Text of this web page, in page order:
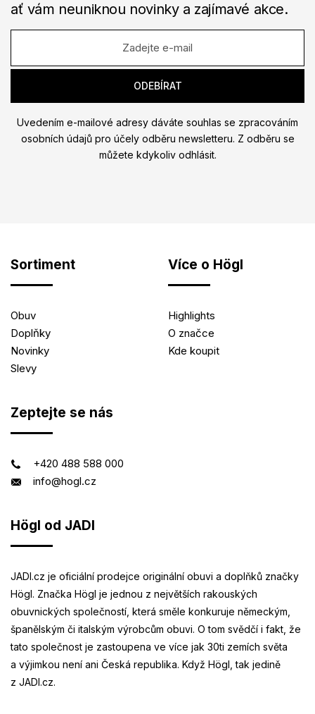
ať vám neuniknou novinky a zajímavé akce.
Uvedením e-mailové adresy dáváte souhlas se zpracováním
osobních údajů pro účely odběru newsletteru. Z odběru se
můžete kdykoliv odhlásit.
Sortiment
Obuv
Doplňky
Novinky
Slevy
Více o Högl
Highlights
O značce
Kde koupit
Zeptejte se nás
+420 488 588 000
info@hogl.cz
Högl od JADI
JADI.cz je oficiální prodejce originální obuvi a doplňků značky
Högl. Značka Högl je jednou z největších rakouských
obuvnických společností, která směle konkuruje německým,
španělským či italským výrobcům obuvi. O tom svědčí i fakt, že
tato společnost je zastoupena ve více jak 30ti zemích světa
a výjimkou není ani Česká republika. Když Högl, tak jedině
z JADI.cz.